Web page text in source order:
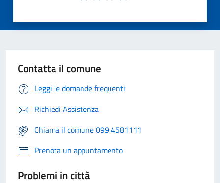
Contatta il comune
Leggi le domande frequenti
Richiedi Assistenza
Chiama il comune 099 4581111
Prenota un appuntamento
Problemi in città